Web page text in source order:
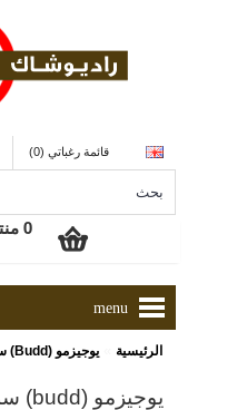
قائمة رغباتي (0)
0 منتجات - 0.0
menu
الرئيسية يوجيزمو (Budd) سماعة أذن مزودة بمايكروفون و كابل من النسيج القوى المُغلف لعدم التشابك